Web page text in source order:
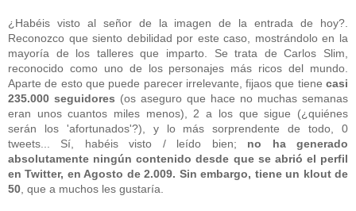
¿Habéis visto al señor de la imagen de la entrada de hoy?.
Reconozco que siento debilidad por este caso, mostrándolo en la
mayoría de los talleres que imparto. Se trata de Carlos Slim,
reconocido como uno de los personajes más ricos del mundo.
Aparte de esto que puede parecer irrelevante, fijaos que tiene casi
235.000 seguidores (os aseguro que hace no muchas semanas
eran unos cuantos miles menos), 2 a los que sigue (¿quiénes
serán los 'afortunados'?), y lo más sorprendente de todo, 0
tweets... Sí, habéis visto / leído bien; no ha generado
absolutamente ningún contenido desde que se abrió el perfil
en Twitter, en Agosto de 2.009. Sin embargo, tiene un klout de
50, que a muchos les gustaría.